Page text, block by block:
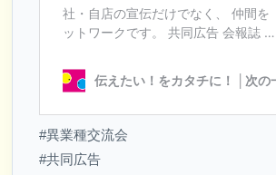
#異業種交流会
#共同広告